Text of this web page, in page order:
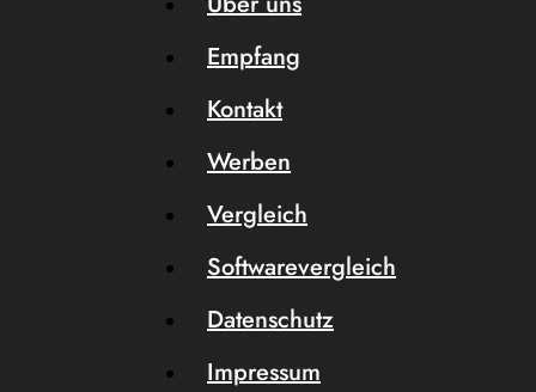
Empfang
Kontakt
Werben
Vergleich
Softwarevergleich
Datenschutz
Impressum